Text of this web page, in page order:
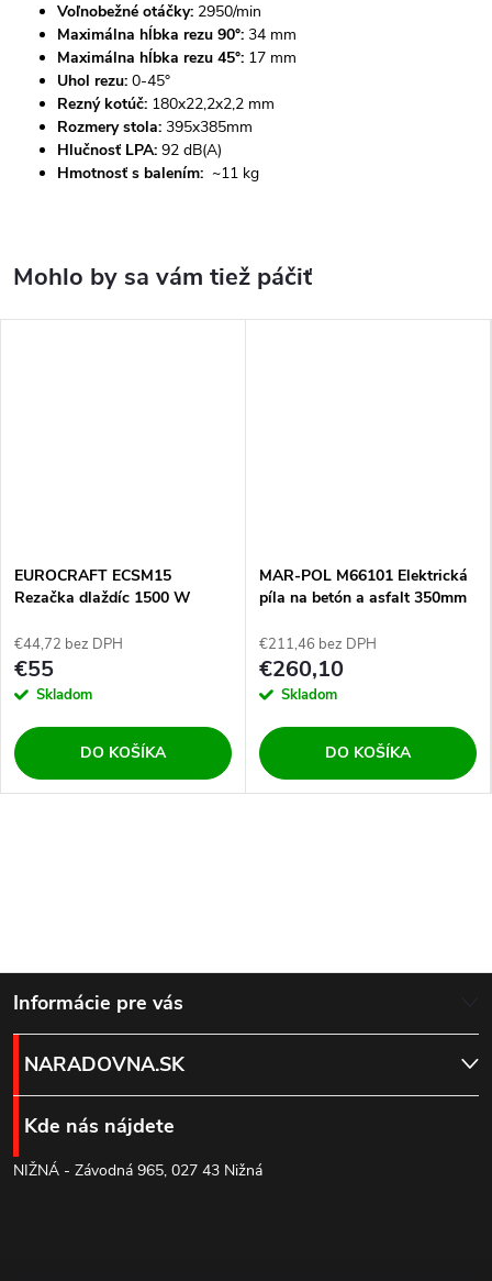
Voľnobežné otáčky: 2950/min
Maximálna hĺbka rezu 90°: 34 mm
Maximálna hĺbka rezu 45°: 17 mm
Uhol rezu: 0-45°
Rezný kotúč: 180x22,2x2,2 mm
Rozmery stola: 395x385mm
Hlučnosť LPA: 92 dB(A)
Hmotnosť s balením: ~11 kg
EUROCRAFT ECSM15
Rezačka dlaždíc 1500 W
€44,72 bez DPH
€55
Skladom
DO KOŠÍKA
MAR-POL M66101 Elektrická
píla na betón a asfalt 350mm
€211,46 bez DPH
€260,10
Skladom
DO KOŠÍKA
Z
á
p
ä
Informácie pre vás
NARADOVNA.SK
Kde nás nájdete
NIŽNÁ - Závodná 965, 027 43 Nižná